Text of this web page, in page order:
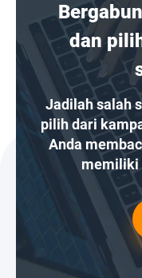
dan
Jadilah salah
pilih dari
Anda
memiliki